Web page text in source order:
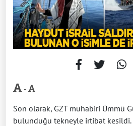
-
Son olarak, GZT muhabiri Ümmü
bulunduğu tekneyle irtibat